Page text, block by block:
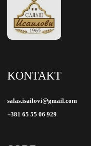
KONTAKT
salas.isailovi@gmail.com
+381 65 55 06 929